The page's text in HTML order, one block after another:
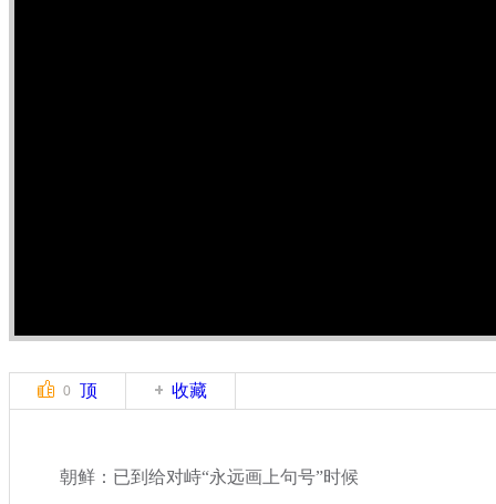
0 顶 收藏
朝鲜：已到给对峙“永远画上句号”时候